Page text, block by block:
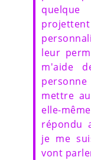
leur
m'aide
mettre
elle-
répondu
je me
vont